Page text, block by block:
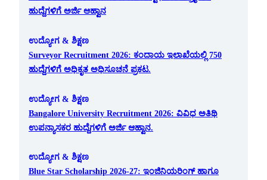
ಹುದ್ದೆಗಳಿಗೆ ಅರ್ಜಿ ಆಹ್ವಾನ
ಉದ್ಯೋಗ & ಶಿಕ್ಷಣ
Surveyor Recruitment 2026: ಕಂದಾಯ ಇಲಾಖೆಯಲ್ಲಿ 750
ಹುದ್ದೆಗಳಿಗೆ ಅಧಿಕೃತ ಅಧಿಸೂಚನೆ ಪ್ರಕಟ.
ಉದ್ಯೋಗ & ಶಿಕ್ಷಣ
Bangalore University Recruitment 2026: ವಿವಿಧ ಅತಿಥಿ
ಉಪನ್ಯಾಸಕರ ಹುದ್ದೆಗಳಿಗೆ ಅರ್ಜಿ ಆಹ್ವಾನ.
ಉದ್ಯೋಗ & ಶಿಕ್ಷಣ
Blue Star Scholarship 2026-27: ಇಂಜಿನಿಯರಿಂಗ್ ಹಾಗೂ